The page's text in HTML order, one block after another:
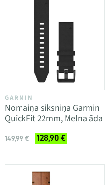
GARMIN
Nomaiņa siksniņa Garmin
QuickFit 22mm, Melna āda
149,99 € 128,90 €